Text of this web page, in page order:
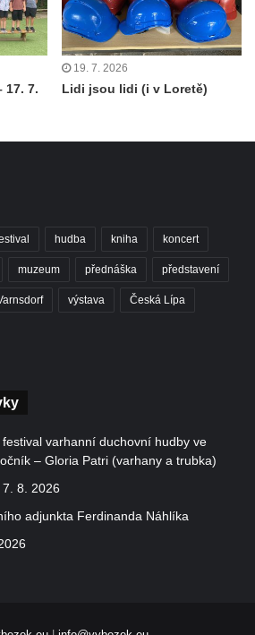
17. 7.
19. 7. 2026
Lidi jsou lidi (i v Loretě)
hudba kniha koncert
muzeum přednáška představení
výstava Česká Lípa
varhanní duchovní hudby ve
– Gloria Patri (varhany a trubka)
8. 2026
adjunkta Ferdinanda Náhlíka